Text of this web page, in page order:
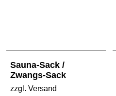
Sauna-Sack /
Zwangs-Sack
zzgl. Versand